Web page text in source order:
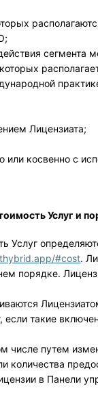
сегмента
Лицензиата;
или косвенно с
Услуг и
Услуг
#cost.
порядке.
если такие
числе путем
количества
в Панели